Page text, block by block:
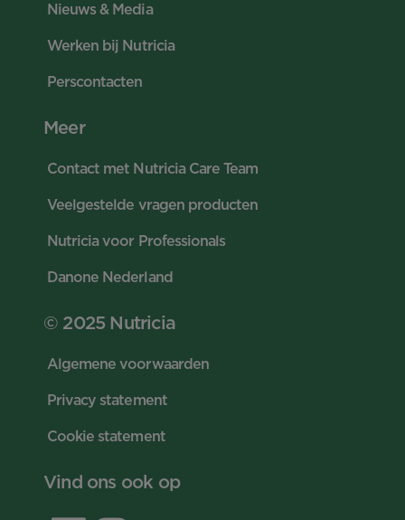
Nieuws & Media
Werken bij Nutricia
Perscontacten
Meer
Contact met Nutricia Care Team
Veelgestelde vragen producten
Nutricia voor Professionals
Danone Nederland
© 2025 Nutricia
Algemene voorwaarden
Privacy statement
Cookie statement
Vind ons ook op